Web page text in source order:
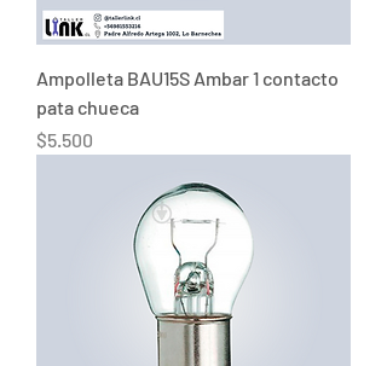
Ampolleta BAU15S Ambar 1 contacto
pata chueca
Precio
$5.500